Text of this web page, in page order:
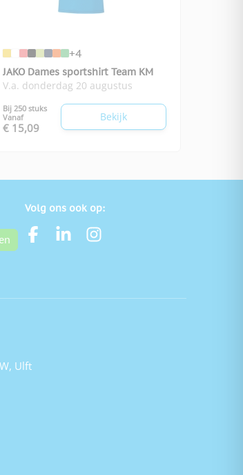
+4
JAKO Dames sportshirt Team KM
V.a. donderdag 20 augustus
Bij 250 stuks
Vanaf
€ 15,09
Bekijk
Volg ons ook op:
Ulft